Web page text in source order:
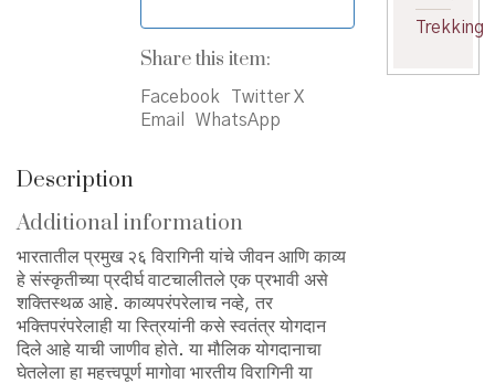
Share this item:
Facebook
Twitter X
Email
WhatsApp
Description
Additional information
भारतातील प्रमुख २६ विरागिनी यांचे जीवन आणि काव्य
हे संस्कृतीच्या प्रदीर्घ वाटचालीतले एक प्रभावी असे
शक्तिस्थळ आहे. काव्यपरंपरेलाच नव्हे, तर
भक्तिपरंपरेलाही या स्त्रियांनी कसे स्वतंत्र योगदान
दिले आहे याची जाणीव होते. या मौलिक योगदानाचा
घेतलेला हा महत्त्वपूर्ण मागोवा भारतीय विरागिनी या
Trekking